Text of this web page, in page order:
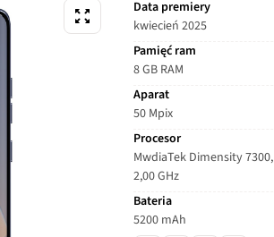
Data premiery
kwiecień 2025
Pamięć ram
8 GB RAM
Aparat
50 Mpix
Procesor
MwdiaTek Dimensity 7300,
2,00 GHz
Bateria
5200 mAh